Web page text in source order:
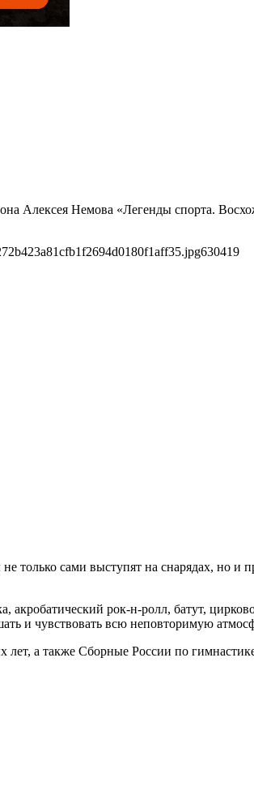
Алексея Немова «Легенды спорта.
630419
только сами выступят на снарядах, но и
рок-н-ролл, батут,
и чувствовать всю неповторимую
а также Сборные России по